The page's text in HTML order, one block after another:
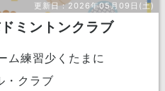
更新日：2026年05月09日(土)
ミントンクラブ
ム練習少くたまに
・クラブ